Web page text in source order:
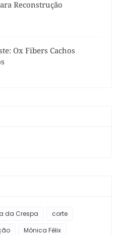
Reconstrução
Ox Fibers Cachos
da Crespa
corte
Mônica Félix